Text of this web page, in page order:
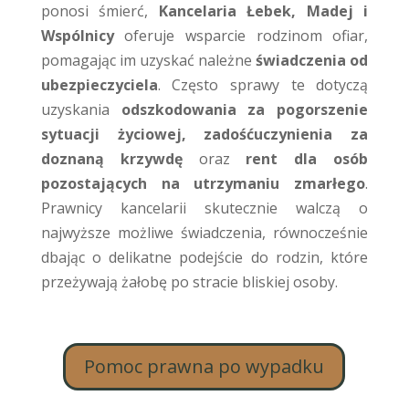
ponosi śmierć, Kancelaria Łebek, Madej i
Wspólnicyoferuje wsparcie rodzinom ofiar,
pomagając im uzyskać należneświadczenia od
ubezpieczyciela. Często sprawy te dotyczą
uzyskania odszkodowania za pogorszenie
sytuacji życiowej, zadośćuczynienia za
doznaną krzywdęoraz rent dla osób
pozostających na utrzymaniu zmarłego.
Prawnicy kancelarii skutecznie walczą o
najwyższe możliwe świadczenia, równocześnie
dbając o delikatne podejście do rodzin, które
przeżywają żałobę po stracie bliskiej osoby.
Pomoc prawna po wypadku